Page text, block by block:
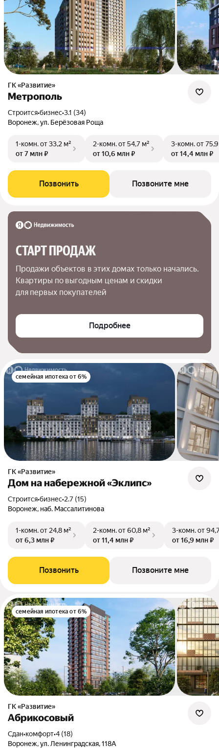
ГК «Развитие»
Метрополь
Строится•бизнес•3.1 (34)
Воронеж, ул. Берёзовая Роща
1-комн.от 33,2 м²
от 7 млн ₽
2-комн.от 54,7 м²
от 10,6 млн ₽
3-комн.от
от 14,4 млн ₽
Позвонить Позвоните мне
СТАРТ ПРОДАЖ
Продажи объектов в этих домах только начались.
Квартиры по выгодным ценам и скидки
для первых покупателей
Подробнее
семейная ипотека от 6%
ГК «Развитие»
Дом на набережной «Эклипс»
Строится•бизнес•2.7 (15)
Воронеж, наб. Массалитинова
1-комн.от 24,8 м²
от 6,3 млн ₽
2-комн.от 60,8 м²
от 11,4 млн ₽
3-комн.от
от 16,9 млн ₽
Позвонить Позвоните мне
семейная ипотека от 6%
ГК «Развитие»
Абрикосовый
Сдан•комфорт•4 (18)
Воронеж, ул. Ленинградская, 118А